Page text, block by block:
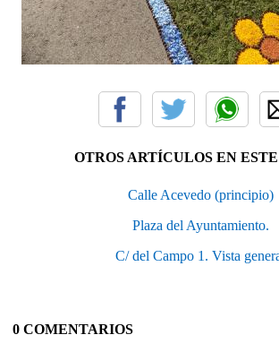
OTROS ARTÍCULOS EN
Calle Acevedo (principio)
Plaza del Ayuntamiento.
C/ del Campo 1. Vista
0 COMENTARIOS